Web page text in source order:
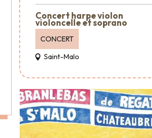
Concert harpe violon
violoncelle et soprano
CONCERT
Saint-Malo